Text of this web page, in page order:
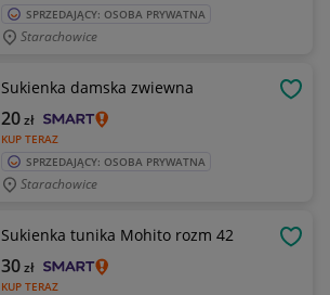
SPRZEDAJĄCY: OSOBA PRYWATNA
Starachowice
Sukienka damska zwiewna
KUP TERAZ
20zł
SPRZEDAJĄCY: OSOBA PRYWATNA
Starachowice
Sukienka tunika Mohito rozm 42
KUP TERAZ
30zł